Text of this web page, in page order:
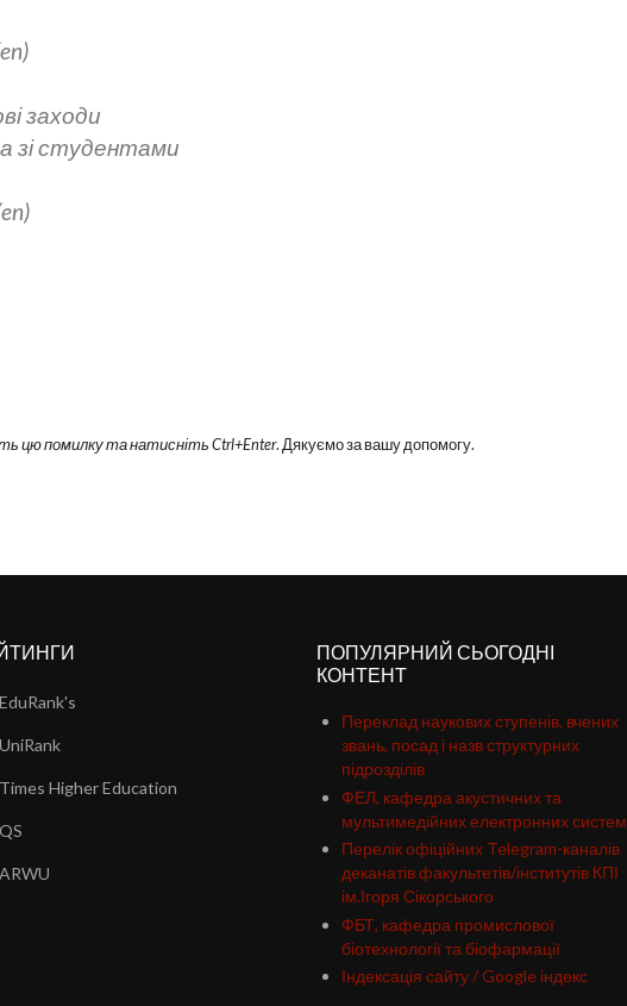
заходи
зі студентами
цю помилку та натисніть Ctrl+Enter. Дякуємо за вашу допомогу.
EduRank's
UniRank
Times Higher Education
QS
ARWU
ПОПУЛЯРНИЙ СЬОГОДНІ
КОНТЕНТ
Переклад наукових ступенів. вчених
звань, посад і назв структурних
підрозділів
ФЕЛ, кафедра акустичних та
мультимедійних електронних систем
Перелік офіційних Telegram-каналів
деканатів факультетів/інститутів КПІ
ім.Ігоря Сікорського
ФБТ, кафедра промислової
біотехнології та біофармації
Індексація сайту / Google індекс